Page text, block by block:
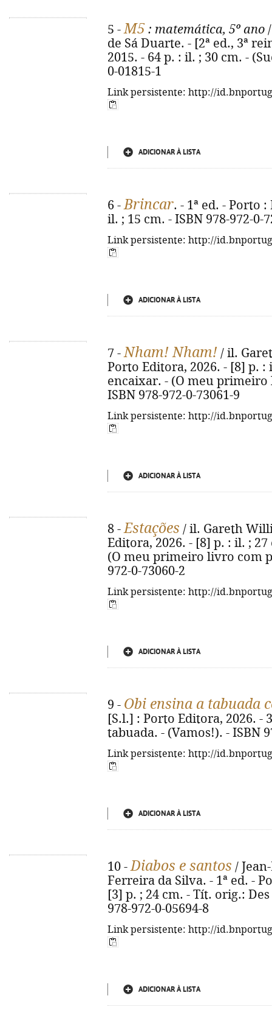
5 -M5 : matemática, 5º ano
de Sá Duarte. - [2ª ed., 3ª
2015. - 64 p. : il. ; 30 cm. -
0-01815-1
Link persistente: http://
ADICIONAR À LISTA
6 -Brincar. - 1ª ed. - Porto
il. ; 15 cm. - ISBN 978-972-0-
Link persistente: http://
ADICIONAR À LISTA
7 -Nham! Nham! / il.
Porto Editora, 2026. - [8] p. :
encaixar. - (O meu primeiro
ISBN 978-972-0-73061-9
Link persistente: http://
ADICIONAR À LISTA
8 -Estações / il. Gareth
Editora, 2026. - [8] p. : il. ;
(O meu primeiro livro com
972-0-73060-2
Link persistente: http://
ADICIONAR À LISTA
9 - Obi ensina a tabuada
[S.l.] : Porto Editora, 2026. -
tabuada. - (Vamos!). - ISBN
Link persistente: http://
ADICIONAR À LISTA
10 -Diabos e santos /
Ferreira da Silva. - 1ª ed. -
[3] p. ; 24 cm. - Tít. orig.:
978-972-0-05694-8
Link persistente: http://
ADICIONAR À LISTA